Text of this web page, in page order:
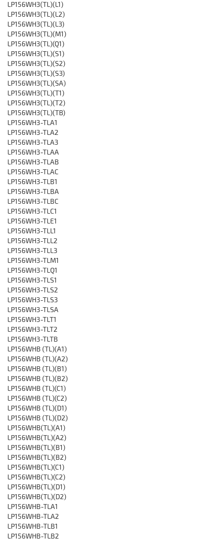
LP156WH3(TL)(L1)
LP156WH3(TL)(L2)
LP156WH3(TL)(L3)
LP156WH3(TL)(M1)
LP156WH3(TL)(Q1)
LP156WH3(TL)(S1)
LP156WH3(TL)(S2)
LP156WH3(TL)(S3)
LP156WH3(TL)(SA)
LP156WH3(TL)(T1)
LP156WH3(TL)(T2)
LP156WH3(TL)(TB)
LP156WH3-TLA1
LP156WH3-TLA2
LP156WH3-TLA3
LP156WH3-TLAA
LP156WH3-TLAB
LP156WH3-TLAC
LP156WH3-TLB1
LP156WH3-TLBA
LP156WH3-TLBC
LP156WH3-TLC1
LP156WH3-TLE1
LP156WH3-TLL1
LP156WH3-TLL2
LP156WH3-TLL3
LP156WH3-TLM1
LP156WH3-TLQ1
LP156WH3-TLS1
LP156WH3-TLS2
LP156WH3-TLS3
LP156WH3-TLSA
LP156WH3-TLT1
LP156WH3-TLT2
LP156WH3-TLTB
LP156WHB (TL)(A1)
LP156WHB (TL)(A2)
LP156WHB (TL)(B1)
LP156WHB (TL)(B2)
LP156WHB (TL)(C1)
LP156WHB (TL)(C2)
LP156WHB (TL)(D1)
LP156WHB (TL)(D2)
LP156WHB(TL)(A1)
LP156WHB(TL)(A2)
LP156WHB(TL)(B1)
LP156WHB(TL)(B2)
LP156WHB(TL)(C1)
LP156WHB(TL)(C2)
LP156WHB(TL)(D1)
LP156WHB(TL)(D2)
LP156WHB-TLA1
LP156WHB-TLA2
LP156WHB-TLB1
LP156WHB-TLB2